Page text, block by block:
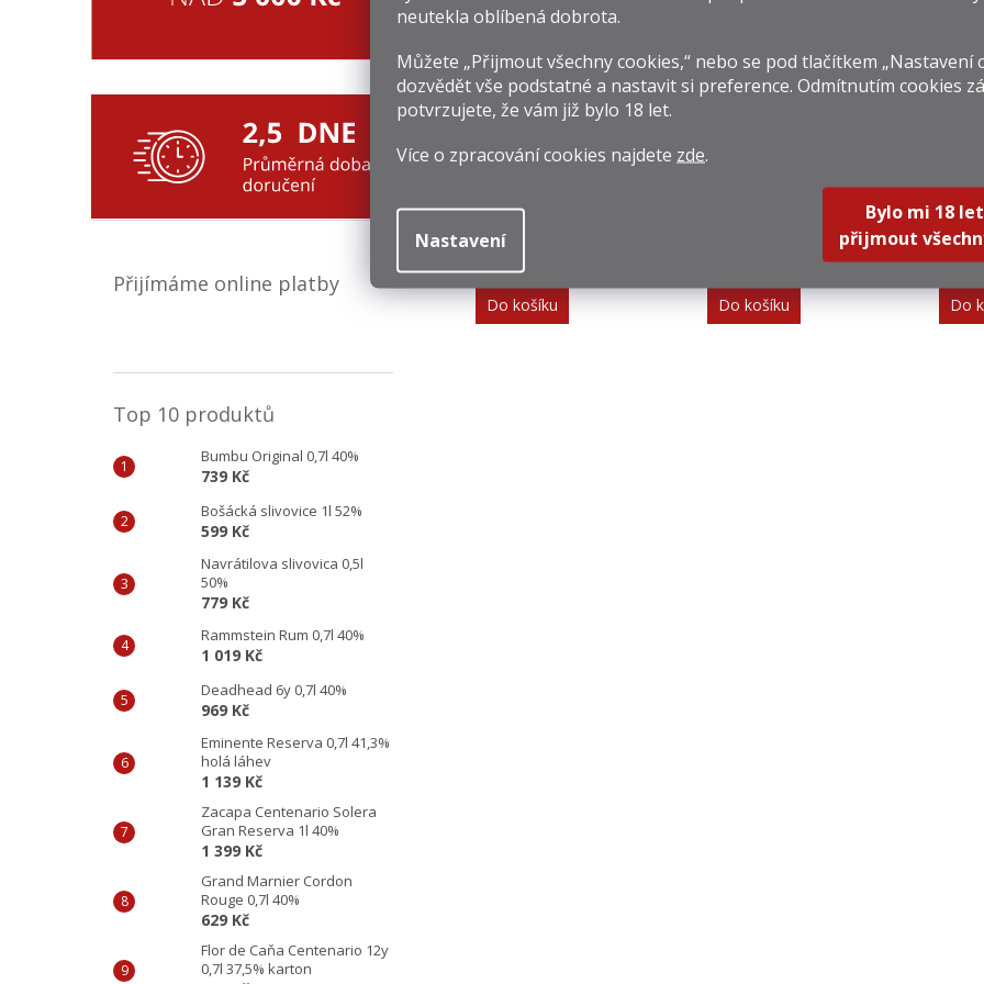
neutekla oblíbená dobrota.
Můžete „Přijmout všechny cookies,“ nebo se pod tlačítkem „Nastavení
dozvědět vše podstatné a nastavit si preference. Odmítnutím cookies
potvrzujete, že vám již bylo 18 let.
Více o zpracování cookies najdete zde.
Nastavení
Bylo mi 18
přijmout
Přijímáme online platby
Top 10 produktů
Bumbu Original 0,7l 40%
739 Kč
Bošácká slivovice 1l 52%
599 Kč
Navrátilova slivovica 0,5l
50%
779 Kč
Rammstein Rum 0,7l 40%
1 019 Kč
Deadhead 6y 0,7l 40%
969 Kč
Eminente Reserva 0,7l 41,3%
holá láhev
1 139 Kč
Zacapa Centenario Solera
Gran Reserva 1l 40%
1 399 Kč
Grand Marnier Cordon
Rouge 0,7l 40%
629 Kč
Flor de Caňa Centenario 12y
0,7l 37,5% karton
449 Kč
cena:
598,67 Kč / 1 l
Do košíku
cena:
Do košíku
479
Měrná
cena:
638,67
Do